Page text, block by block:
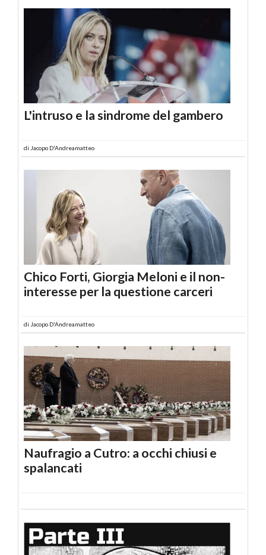
L'intruso e la sindrome del gambero
di Jacopo D'Andreamatteo
Chico Forti, Giorgia Meloni e il non-
interesse per la questione carceri
di Jacopo D'Andreamatteo
Naufragio a Cutro: a occhi chiusi e
spalancati